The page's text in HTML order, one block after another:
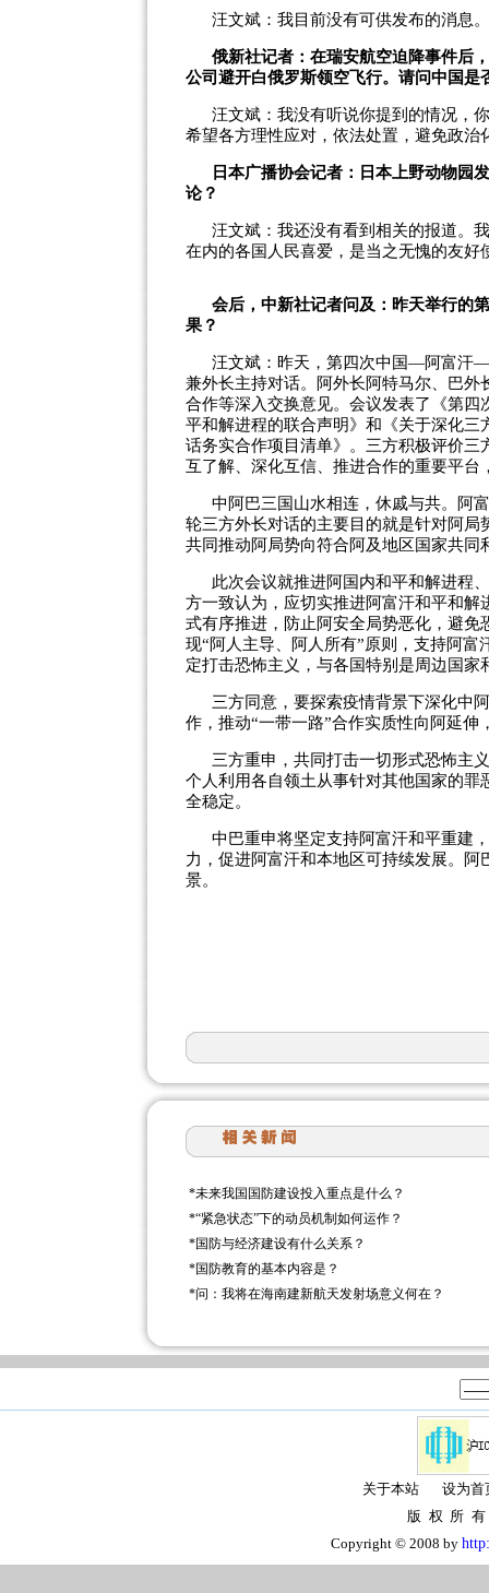
汪文斌：我目前没有可供发布的消息。
俄新社记者：在瑞安航空迫降事件后
公司避开白俄罗斯领空飞行。请问中国
汪文斌：我没有听说你提到的情况，
希望各方理性应对，依法处置，避免政治
日本广播协会记者：日本上野动物园
论？
汪文斌：我还没有看到相关的报道。
在内的各国人民喜爱，是当之无愧的友好
会后，中新社记者问及：昨天举行的
果？
汪文斌：昨天，第四次中国—阿富汗
兼外长主持对话。阿外长阿特马尔、巴
合作等深入交换意见。会议发表了《第
平和解进程的联合声明》和《关于深化
话务实合作项目清单》。三方积极评价
互了解、深化互信、推进合作的重要平
中阿巴三国山水相连，休戚与共。阿
轮三方外长对话的主要目的就是针对阿
共同推动阿局势向符合阿及地区国家共同
此次会议就推进阿国内和平和解进程
方一致认为，应切实推进阿富汗和平和
式有序推进，防止阿安全局势恶化，避
现“阿人主导、阿人所有”原则，支持阿
定打击恐怖主义，与各国特别是周边国家
三方同意，要探索疫情背景下深化中
作，推动“一带一路”合作实质性向阿延伸
三方重申，共同打击一切形式恐怖主
个人利用各自领土从事针对其他国家的罪
全稳定。
中巴重申将坚定支持阿富汗和平重建
力，促进阿富汗和本地区可持续发展。
景。
*未来我国国防建设投入重点是什么？
*“紧急状态”下的动员机制如何运作？
*国防与经济建设有什么关系？
*国防教育的基本内容是？
*问：我将在海南建新航天发射场意义何在？